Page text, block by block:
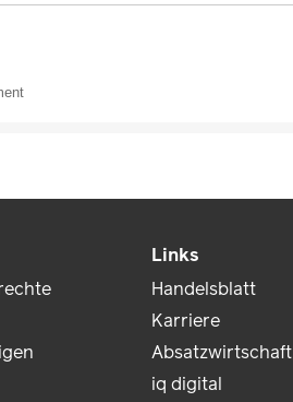
Links
Handelsblatt
Karriere
Absatzwirtschaft
iq digital